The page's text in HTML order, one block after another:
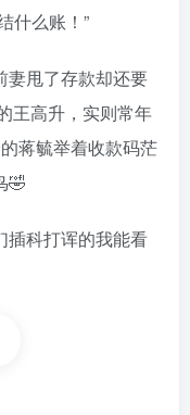
什么账！”
妻甩了存款却还要
王高升，实则常年
蒋毓举着收款码茫
🤣
插科打诨的我能看